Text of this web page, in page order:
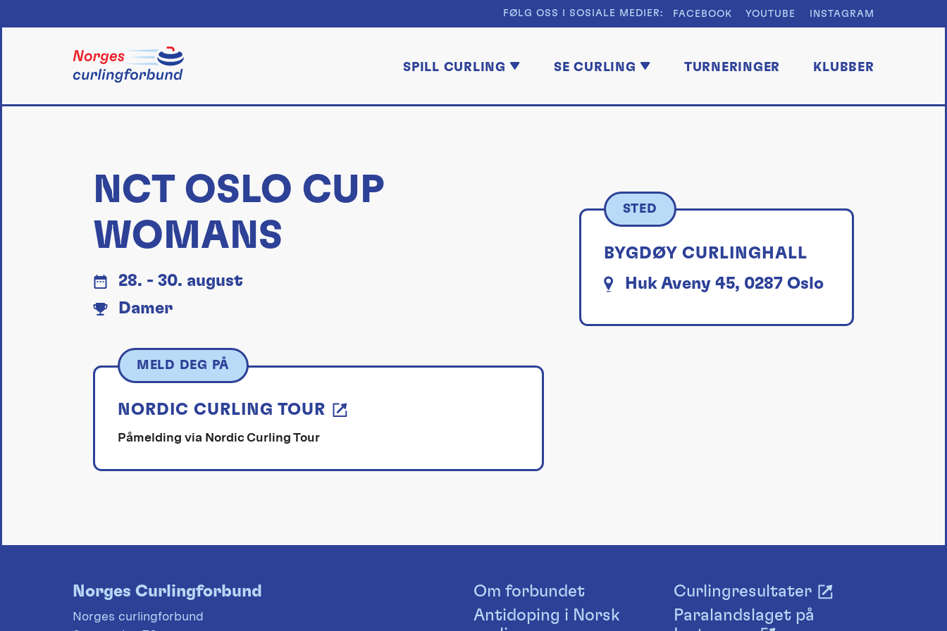
FØLG OSS I SOSIALE MEDIER: FACEBOOK YOUTUBE INSTAGRAM
SPILL CURLING SE CURLING TURNERINGER KLUBBER
NCT OSLO CUP
WOMANS
28. - 30. august
Damer
STED
BYGDØY CURLINGHALL
Huk Aveny 45, 0287 Oslo
MELD DEG PÅ
NORDIC CURLING TOUR
Påmelding via Nordic Curling Tour
Norges Curlingforbund
Norges curlingforbund
Om forbundet
Antidoping i Norsk
Curlingresultater
Paralandslaget på